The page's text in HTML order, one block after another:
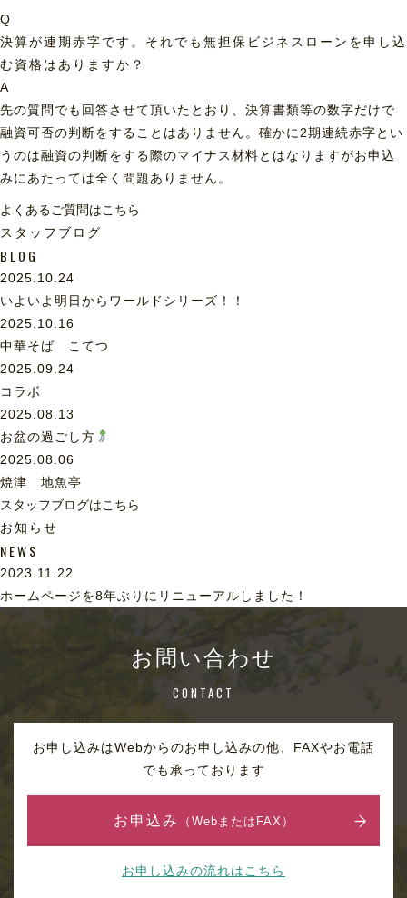
Q
決算が連期赤字です。それでも無担保ビジネスローンを申し込
む資格はありますか？
A
先の質問でも回答させて頂いたとおり、決算書類等の数字だけで
融資可否の判断をすることはありません。確かに2期連続赤字とい
うのは融資の判断をする際のマイナス材料とはなりますがお申込
みにあたっては全く問題ありません。
よくあるご質問はこちら
スタッフブログ
BLOG
2025.10.24
いよいよ明日からワールドシリーズ！！
2025.10.16
中華そば こてつ
2025.09.24
コラボ
2025.08.13
お盆の過ごし方
2025.08.06
焼津 地魚亭
スタッフブログはこちら
お知らせ
NEWS
2023.11.22
ホームページを8年ぶりにリニューアルしました！
お問い合わせ
CONTACT
お申し込みはWebからのお申し込みの他、FAXやお電話
でも承っております
お申込み （WebまたはFAX）
お申し込みの流れはこちら